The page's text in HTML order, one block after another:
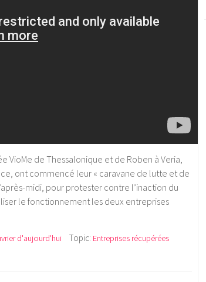
VioMe de Thessalonique et de Roben à Veria,
ont commencé leur « caravane de lutte et de
midi, pour protester contre l’inaction du
le fonctionnement les deux entreprises
d'aujourd'hui Topic: Entreprises récupérées